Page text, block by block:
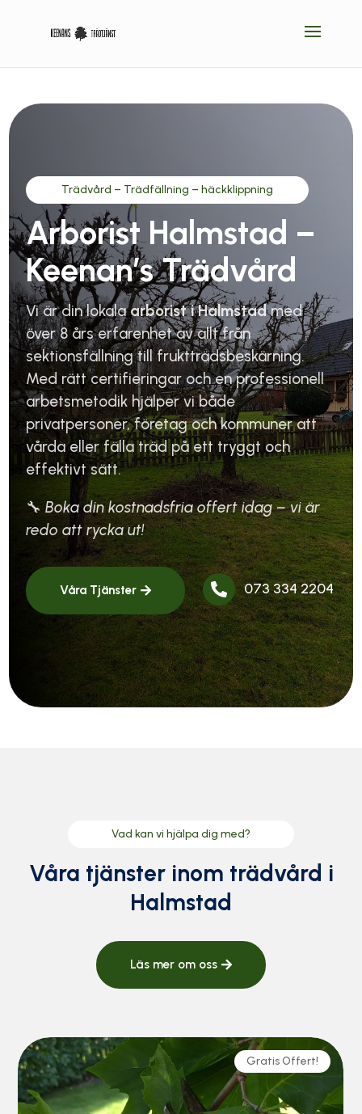
Trädvård – Trädfällning – häckklippning
Arborist Halmstad –
Keenan’s Trädvård
Vi är din lokalaarborist i Halmstadmed
över 8 års erfarenhet av allt från
sektionsfällning till fruktträdsbeskärning.
Med rätt certifieringar och en professionell
arbetsmetodik hjälper vi både
privatpersoner, företag och kommuner att
vårda eller fälla träd på ett tryggt och
effektivt sätt.
🔧Boka din kostnadsfria offert idag – vi är
redo att rycka ut!
Våra Tjänster  073 334 2204
Vad kan vi hjälpa dig med?
Våra tjänster inom trädvård i
Halmstad
Läs mer om oss
Gratis Offert!